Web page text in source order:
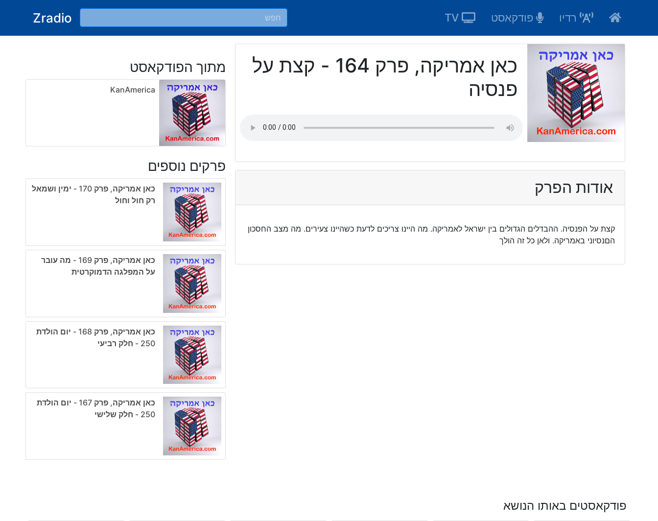
Zradio רדיו פודקאסט
כאן אמריקה, פרק 164 - קצת על
פנסיה
אודות הפרק
קצת על הפנסיה. ההבדלים הגדולים בין ישראל לאמריקה. מה היינו צריכים לדעת כשהיינו צעירים. מה מצב החסכון
הםנסיוני באמריקה. ולאן כל זה הולך
מתוך הפודקאסט
KanAmerica
פרקים נוספים
כאן אמריקה, פרק 170 - ימין ושמאל
רק חול וחול
כאן אמריקה, פרק 169 - מה עובר
על המפלגה הדמוקרטית
כאן אמריקה, פרק 168 - יום הולדת
250 - חלק רביעי
כאן אמריקה, פרק 167 - יום הולדת
250 - חלק שלישי
פודקאסטים באותו הנושא